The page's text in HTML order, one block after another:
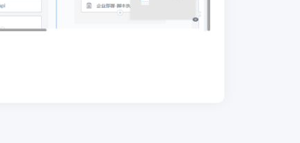
插件的形式快速接入第三方外部系统和工
具能力，减轻外部集成的工作量，保证企